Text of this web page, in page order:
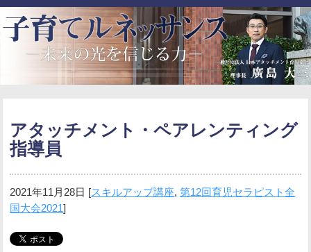
アタッチメント・ペアレンティング
指導員
2021年11月28日 [スキルアップ講座,第12回育児セラピスト全
国大会2021]